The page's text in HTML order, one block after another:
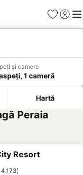
Favorite
și camere
1 cameră
Hartă
Peraia
favorite
Resort
4.173